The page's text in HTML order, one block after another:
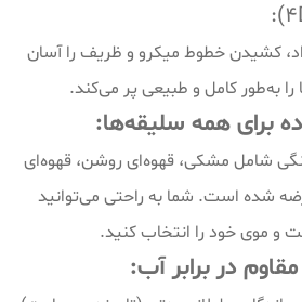
کشیدن خطوط میکرو و ظریف را آسان
را به‌طور کامل و طبیعی پر می‌کند.
در ۶ طیف رنگی شامل مشکی، قهوه‌ای روشن، قهوه‌ای
شده است. شما به راحتی می‌توانید
و موی خود را انتخاب کنید.
در برابر آب: